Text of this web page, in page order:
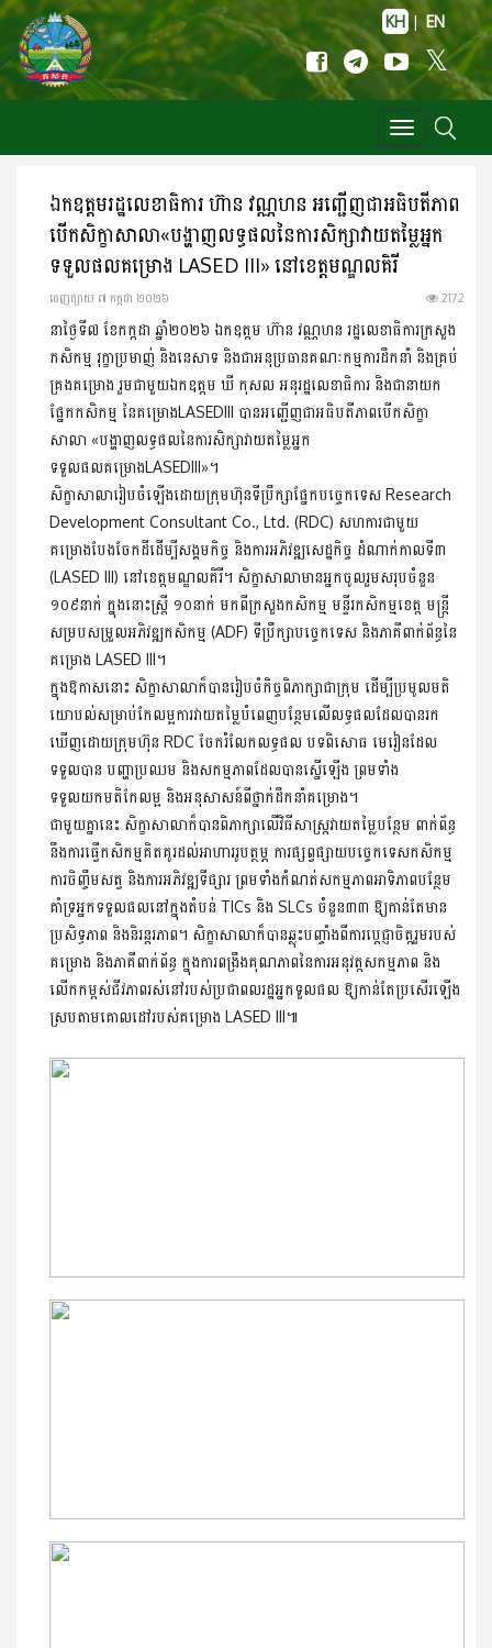
KH | EN
Toggle
navigation
ឯកឧត្តមរដ្ឋលេខាធិការ ហ៊ាន វណ្ណហន អញ្ជើញជាអធិបតីភាព
បើក​សិក្ខាសាលា«បង្ហាញលទ្ធផលនៃការសិក្សាវាយតម្លៃអ្នក
ទទួលផលគម្រោង LASED III» នៅខេត្តមណ្ឌលគិរី
ចេញ​ផ្សាយ​ ៧ កក្កដា ២០២៦ 2172
នាថ្ងៃទី៧ ខែកក្កដា ឆ្នាំ២០២៦ ឯកឧត្តម ហ៊ាន វណ្ណហន រដ្ឋលេខា​ធិការ​ក្រសួង
កសិកម្ម រុក្ខាប្រមាញ់ និងនេសាទ និងជាអនុប្រធាន​គណៈ​កម្មការដឹកនាំ និងគ្រប់
គ្រងគម្រោង រួមជាមួយឯកឧត្តម ឃី កុសល អនុរដ្ឋលេខាធិការ និងជានាយក
ផ្នែកកសិកម្ម នៃគម្រោង​LASEDIII បានអញ្ជើញជាអធិបតីភាពបើកសិក្ខា
សាលា «បង្ហាញលទ្ធ​ផល​នៃការសិក្សាវាយតម្លៃអ្នក
ទទួលផលគម្រោងLASEDIII»។
សិក្ខាសាលារៀបចំឡើងដោយក្រុមហ៊ុនទីប្រឹក្សាផ្នែកបច្ចេកទេស Research
Development Consultant Co., Ltd. (RDC) សហ​ការ​ជាមួយ
គម្រោងបែងចែកដីដើម្បីសង្គមកិច្ច និងការអភិវឌ្ឍសេដ្ឋកិច្ច ដំណាក់កាលទី៣
(LASED III) នៅខេត្តមណ្ឌលគិរី។ សិក្ខាសាលា​មានអ្នកចូលរួមសរុបចំនួន
១០៩នាក់ ក្នុងនោះស្ត្រី ១០នាក់ មកពី​ក្រសួង​កសិកម្ម មន្ទីរកសិកម្មខេត្ត មន្ត្រី
សម្របសម្រួលអភិវឌ្ឍកសិកម្ម (ADF) ទីប្រឹក្សាបច្ចេកទេស និងភាគីពាក់ព័ន្ធនៃ
គម្រោង LASED III។
ក្នុងឱកាសនោះ សិក្ខាសាលាក៏បានរៀបចំកិច្ចពិភាក្សាជាក្រុម ដើម្បី​ប្រមូលមតិ
យោបល់សម្រាប់កែលម្អការវាយតម្លៃបំពេញបន្ថែមលើលទ្ធផលដែលបានរក
ឃើញដោយក្រុមហ៊ុន RDC ចែករំលែកលទ្ធផល បទពិសោធ មេរៀនដែល
ទទួលបាន បញ្ហាប្រឈម និងសកម្មភាព​ដែល​​បានស្នើឡើង ព្រមទាំង
ទទួលយកមតិកែលម្អ និងអនុសាសន៍​ពី​ថ្នាក់ដឹកនាំគម្រោង។
ជាមួយគ្នានេះ សិក្ខាសាលាក៏បានពិភាក្សាលើវិធីសាស្ត្រវាយ​តម្លៃ​បន្ថែម ពាក់ព័ន្ធ
នឹងការធ្វើកសិកម្មគិតគូរដល់អាហាររូបត្ថម្ភ ការផ្សព្វ​ផ្សាយ​បច្ចេកទេសកសិកម្ម
ការចិញ្ចឹមសត្វ និងការអភិវឌ្ឍទីផ្សារ ព្រម​ទាំង​កំណត់សកម្មភាពអាទិភាពបន្ថែម
គាំទ្រអ្នកទទួលផលនៅក្នុង​តំបន់ TICs និង SLCs ចំនួន៣៣ ឱ្យកាន់តែមាន
ប្រសិទ្ធភាព និង​និរន្តរ​ភាព។ សិក្ខាសាលាក៏បានឆ្លុះបញ្ចាំងពីការប្តេជ្ញាចិត្ត​រួមរបស់​
គម្រោង និងភាគីពាក់ព័ន្ធ ក្នុងការពង្រឹងគុណភាពនៃការអនុវត្ត​សកម្មភាព និង
លើកកម្ពស់ជីវភាពរស់នៅរបស់ប្រជាពលរដ្ឋ​អ្នក​ទួលផល ឱ្យកាន់តែប្រសើរឡើង
ស្របតាមគោលដៅរបស់គម្រោង LASED III៕